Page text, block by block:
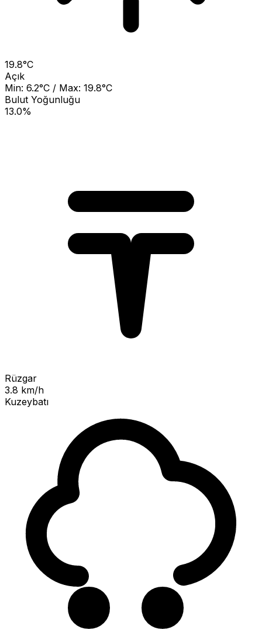
19.8°C
Açık
Min: 6.2°C / Max: 19.8°C
Bulut Yoğunluğu
13.0%
Rüzgar
3.8 km/h
Kuzeybatı